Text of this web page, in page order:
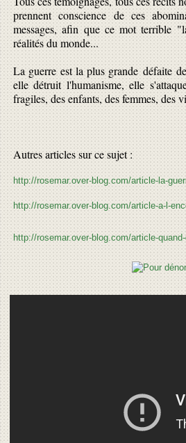
prennent conscience de ces
messages, afin que ce mot terrible
réalités du monde...
La guerre est la plus grande défaite
elle détruit l'humanisme, elle
fragiles, des enfants, des femmes, des
Autres articles sur ce sujet :
http://rosemar.over-blog.com/article-la-
http://rosemar.over-blog.com/article-a-l-
http://rosemar.over-blog.com/article-